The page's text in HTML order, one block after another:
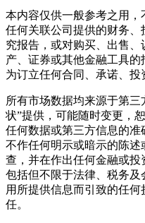
本内容仅供一般参考之用
任何关联公司提供的财务
究报告，或对购买、出售
产、证券或其他金融工具
为订立任何合同、承诺、投
所有市场数据均来源于第三
状”提供，可能随时变更，
任何数据或第三方信息的准
不作任何明示或暗示的陈
查，并在作出任何金融或投
包括但不限于法律、税务
用所提供信息而引致的任
任。